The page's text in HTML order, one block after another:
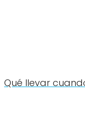
Qué llevar